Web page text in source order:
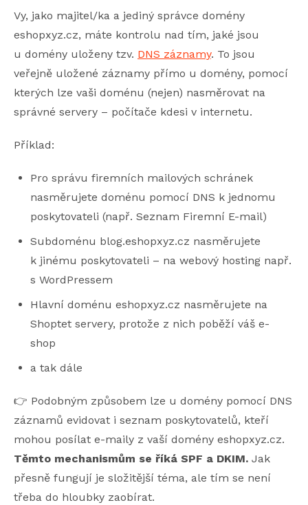
Vy, jako majitel/ka a jediný správce domény
eshopxyz.cz, máte kontrolu nad tím, jaké jsou
u domény uloženy tzv. DNS záznamy. To jsou
veřejně uložené záznamy přímo u domény, pomocí
kterých lze vaši doménu (nejen) nasměrovat na
správné servery – počítače kdesi v internetu.
Příklad:
Pro správu firemních mailových schránek
nasměrujete doménu pomocí DNS k jednomu
poskytovateli (např. Seznam Firemní E-mail)
Subdoménu blog.eshopxyz.cz nasměrujete
k jinému poskytovateli – na webový hosting např.
s WordPressem
Hlavní doménu eshopxyz.cz nasměrujete na
Shoptet servery, protože z nich poběží váš e-
shop
a tak dále
👉 Podobným způsobem lze u domény pomocí DNS
záznamů evidovat i seznam poskytovatelů, kteří
mohou posílat e-maily z vaší domény eshopxyz.cz.
Těmto mechanismům se říká SPF a DKIM. Jak
přesně fungují je složitější téma, ale tím se není
třeba do hloubky zaobírat.